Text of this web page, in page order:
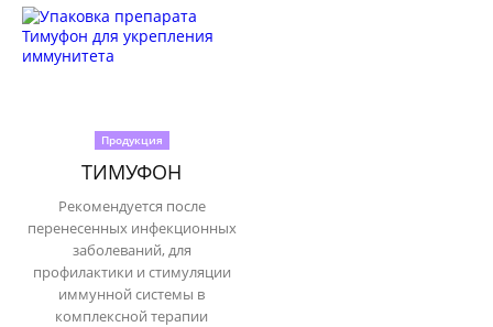
Продукция
ТИМУФОН
Рекомендуется после
перенесенных инфекционных
заболеваний, для
профилактики и стимуляции
иммунной системы в
комплексной терапии